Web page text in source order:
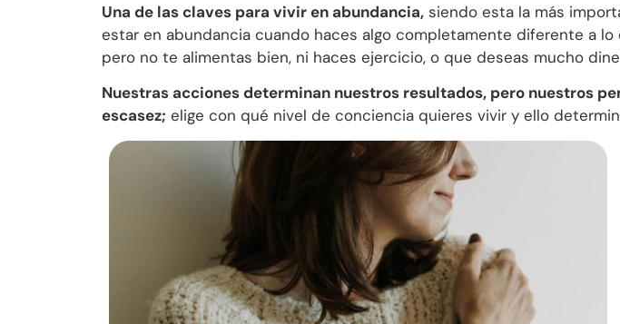
Una de las claves para vivir en abundancia, siendo esta la más
estar en abundancia cuando haces algo completamente diferente a
pero no te alimentas bien, ni haces ejercicio, o que deseas mucho
Nuestras acciones determinan nuestros resultados, pero nuestros
escasez; elige con qué nivel de conciencia quieres vivir y ello